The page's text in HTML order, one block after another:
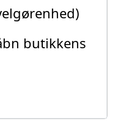
butikkens